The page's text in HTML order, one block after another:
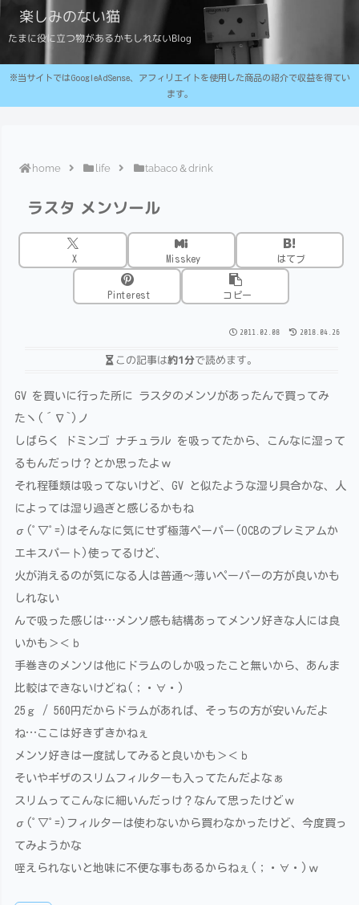
楽しみのない猫
たまに役に立つ物があるかもしれないBlog
※当サイトではGoogleAdSense、アフィリエイトを使用した商品の紹介で収益を得てい
ます。
home life tabaco＆drink
ラスタ メンソール
X Misskey はてブ
Pinterest コピー
2011.02.08 2018.04.26
この記事は約1分で読めます。
GV を買いに行った所に ラスタのメンソがあったんで買ってみ
たヽ(´∇`)ノ
しばらく ドミンゴ ナチュラル を吸ってたから、こんなに湿って
るもんだっけ？とか思ったよｗ
それ程種類は吸ってないけど、GV と似たような湿り具合かな、人
によっては湿り過ぎと感じるかもね
σ(ﾟ▽ﾟ=)はそんなに気にせず極薄ペーパー(OCBのプレミアムか
エキスパート)使ってるけど、
火が消えるのが気になる人は普通～薄いペーパーの方が良いかも
しれない
んで吸った感じは…メンソ感も結構あってメンソ好きな人には良
いかも＞＜ｂ
手巻きのメンソは他にドラムのしか吸ったこと無いから、あんま
比較はできないけどね(；・∀・)
25ｇ / 560円だからドラムがあれば、そっちの方が安いんだよ
ね…ここは好きずきかねぇ
メンソ好きは一度試してみると良いかも＞＜ｂ
そいやギザのスリムフィルターも入ってたんだよなぁ
スリムってこんなに細いんだっけ？なんて思ったけどｗ
σ(ﾟ▽ﾟ=)フィルターは使わないから買わなかったけど、今度買っ
てみようかな
咥えられないと地味に不便な事もあるからねぇ(；・∀・)ｗ